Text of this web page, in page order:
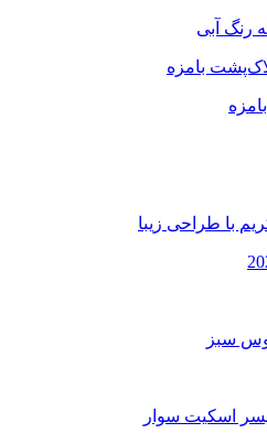
رنگ آبی
با طراحی زیبا